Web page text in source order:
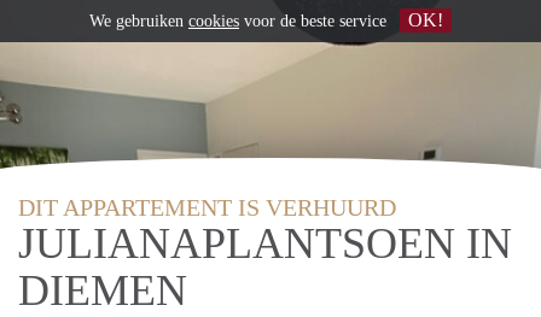
DIT APPARTEMENT IS VERHUURD
JULIANAPLANTSOEN IN
DIEMEN
We gebruiken cookies voor de beste service OK!